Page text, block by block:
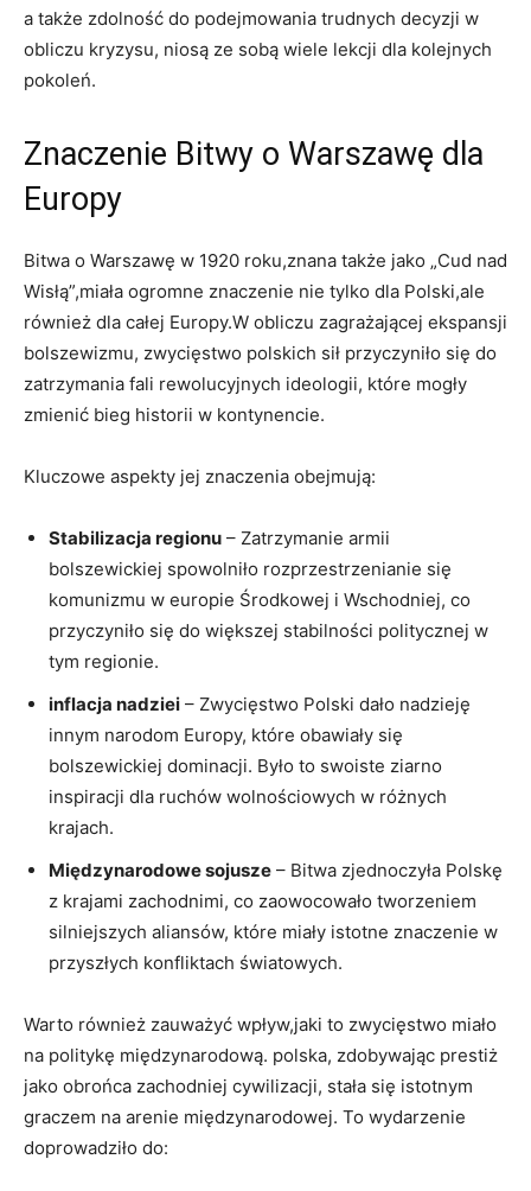
a także zdolność do⁢ podejmowania trudnych decyzji w
obliczu kryzysu, niosą ze sobą wiele lekcji dla kolejnych
pokoleń.
Znaczenie Bitwy o Warszawę dla
Europy
Bitwa o Warszawę w 1920 roku,znana także jako ⁣„Cud nad
Wisłą”,miała ‌ogromne znaczenie nie tylko dla‌ Polski,ale
również dla całej Europy.W obliczu zagrażającej ekspansji
bolszewizmu, zwycięstwo polskich sił przyczyniło się do
zatrzymania fali rewolucyjnych ideologii, które mogły⁣
zmienić bieg historii w kontynencie.
Kluczowe aspekty jej znaczenia obejmują:
Stabilizacja regionu – Zatrzymanie armii
bolszewickiej spowolniło rozprzestrzenianie się
komunizmu w europie Środkowej i Wschodniej, co
przyczyniło się do większej stabilności politycznej w
tym ⁤regionie.
inflacja​ nadziei – Zwycięstwo Polski dało nadzieję
innym narodom ⁢Europy, które obawiały się
bolszewickiej ⁤dominacji. Było to swoiste ziarno
inspiracji dla ruchów wolnościowych w różnych
krajach.
Międzynarodowe sojusze – Bitwa zjednoczyła Polskę
z krajami zachodnimi, co zaowocowało tworzeniem⁤
silniejszych aliansów, które miały​ istotne znaczenie w
przyszłych konfliktach światowych.
Warto również zauważyć wpływ,jaki to zwycięstwo miało
na politykę międzynarodową. polska, zdobywając ⁣prestiż
jako obrońca zachodniej ⁢cywilizacji, stała się istotnym
⁣graczem na ​arenie‌ międzynarodowej. To⁢ wydarzenie
doprowadziło do: